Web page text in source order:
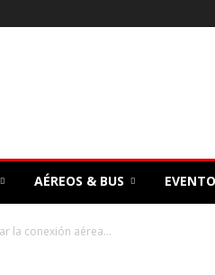
AÉREOS & BUS
la conexión aérea...